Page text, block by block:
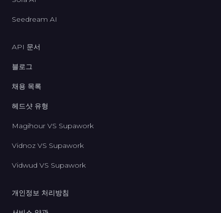
Seedream AI
API 문서
블로그
채용 목록
헤드샷 유형
Magihour VS Supawork
Vidnoz VS Supawork
Vidwud VS Supawork
개인정보 처리방침